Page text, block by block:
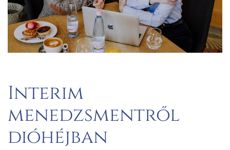
Interim
menedzsmentről
dióhéjban